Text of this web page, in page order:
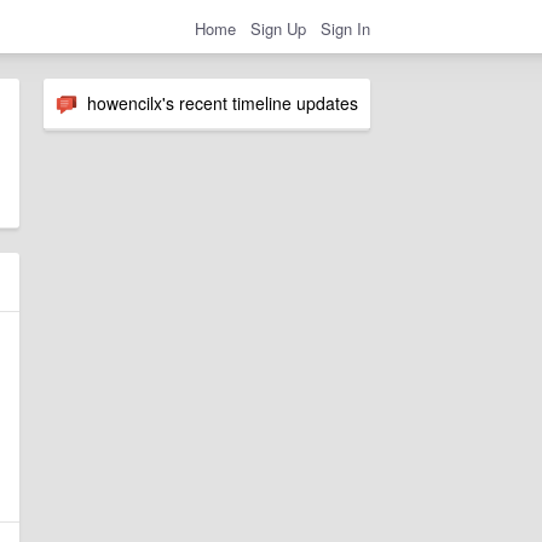
Home Sign Up Sign In
howencilx's recent timeline updates